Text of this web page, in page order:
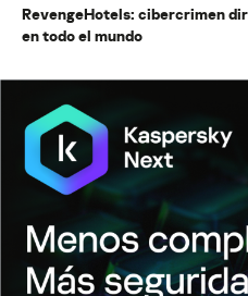
RevengeHotels: cibercrimen
en todo el mundo